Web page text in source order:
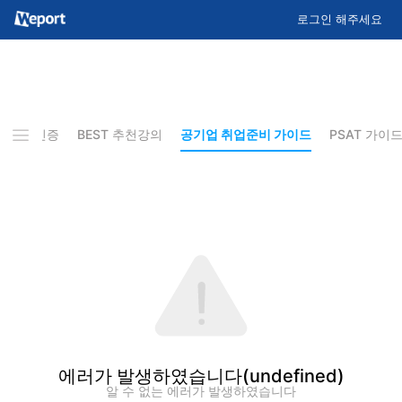
로그인 해주세요
합격인증 BEST 추천강의 공기업 취업준비 가이드 PSAT 가이드
에러가 발생하였습니다(undefined)
알 수 없는 에러가 발생하였습니다